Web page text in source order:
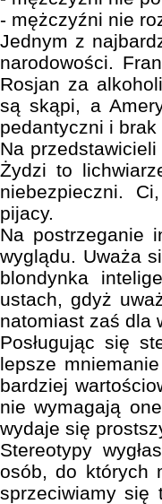
- mężczyźni nie
Jednym z
narodowości.
Rosjan za
są skąpi, a
pedantyczni i
Na
Żydzi to
niebezpieczni.
pijacy.
Na postrzeganie
wyglądu. Uważa
blondynka
ustach, gdyż
natomiast zaś dla
Posługując się
lepsze
bardziej
nie wymagają
wydaje się
Stereotypy
osób, do których
sprzeciwiamy się